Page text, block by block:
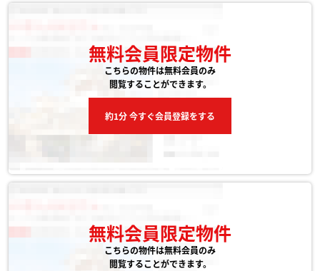
無料会員限定物件
こちらの物件は無料会員のみ
閲覧することができます。
約1分 今すぐ会員登録をする
無料会員限定物件
こちらの物件は無料会員のみ
閲覧することができます。